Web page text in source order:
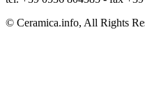
© Ceramica.info, All Rights